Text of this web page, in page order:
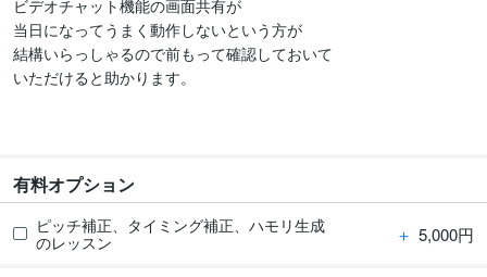
ビデオチャット機能の画面共有が
当日になってうまく動作しないという方が
結構いらっしゃるので前もって確認しておいて
いただけると助かります。
有料オプション
ピッチ補正、タイミング補正、ハモリ生成
のレッスン
＋ 5,000円